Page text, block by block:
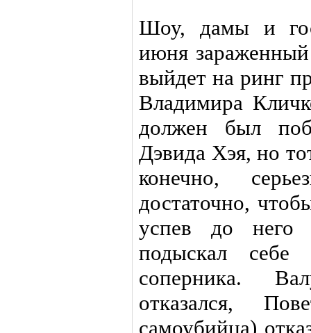
Шоу, дамы и
июня зараженный
выйдет на ринг
Владимира
должен был
Дэвида Хэя, но
конечно,
достаточно,
успев до него
подыскал
соперника.
отказался,
самоубийца)